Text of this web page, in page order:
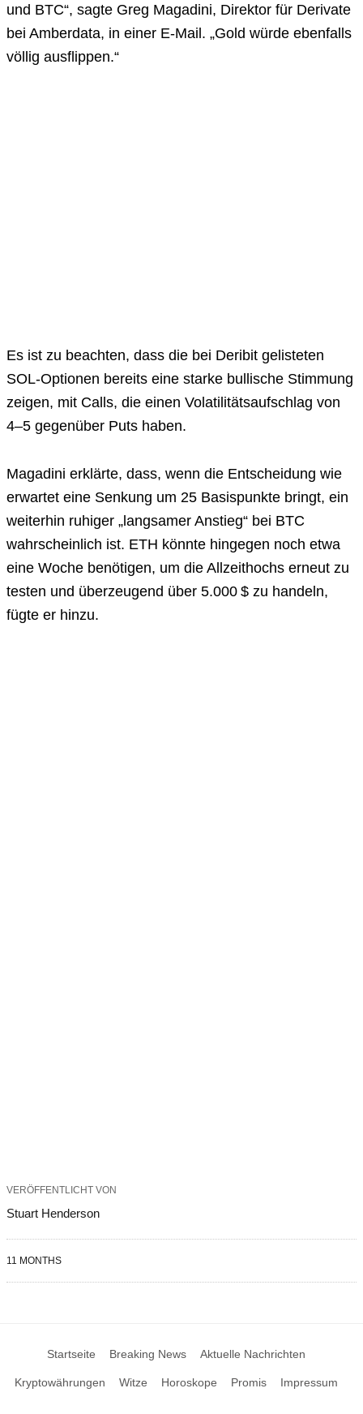
und BTC“, sagte Greg Magadini, Direktor für Derivate
bei Amberdata, in einer E-Mail. „Gold würde ebenfalls
völlig ausflippen.“
Es ist zu beachten, dass die bei Deribit gelisteten
SOL-Optionen bereits eine starke bullische Stimmung
zeigen, mit Calls, die einen Volatilitätsaufschlag von
4–5 gegenüber Puts haben.
Magadini erklärte, dass, wenn die Entscheidung wie
erwartet eine Senkung um 25 Basispunkte bringt, ein
weiterhin ruhiger „langsamer Anstieg“ bei BTC
wahrscheinlich ist. ETH könnte hingegen noch etwa
eine Woche benötigen, um die Allzeithochs erneut zu
testen und überzeugend über 5.000 $ zu handeln,
fügte er hinzu.
VERÖFFENTLICHT VON
Stuart Henderson
11 MONTHS
Startseite Breaking News Aktuelle Nachrichten
Kryptowährungen Witze Horoskope Promis Impressum